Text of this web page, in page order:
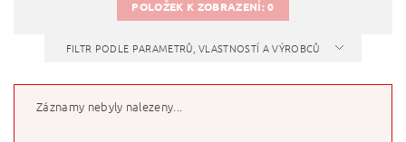
POLOŽEK K ZOBRAZENÍ:0
FILTR PODLE PARAMETRŮ, VLASTNOSTÍ A VÝROBCŮ
Záznamy nebyly nalezeny...